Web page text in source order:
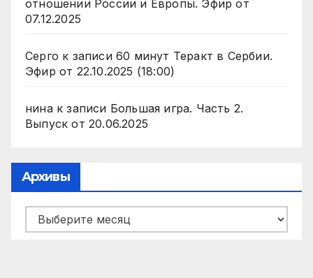
отношении России и Европы. Эфир от
07.12.2025
Серго к записи 60 минут Теракт в Сербии.
Эфир от 22.10.2025 (18:00)
нинак записи Большая игра. Часть 2.
Выпуск от 20.06.2025
Архивы
Архивы